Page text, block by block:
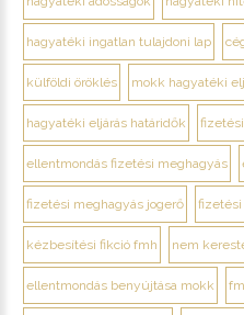
hagyatéki ingatlan tulajdoni lap
külföldi öröklés mokk hagyatéki
hagyatéki eljárás határidők
ellentmondás fizetési meghagyás
fizetési meghagyás jogerő fizetési
kézbesítési fikció fmh nem
ellentmondás benyújtása mokk